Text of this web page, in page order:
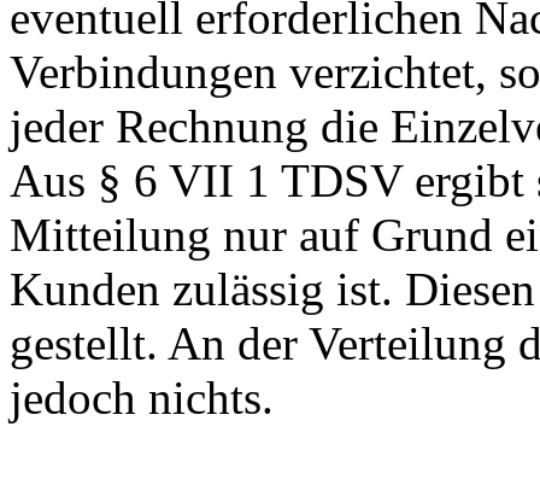
eventuell erforderlichen
Verbindungen verzichtet,
jeder Rechnung die
Aus § 6 VII 1 TDSV ergibt
Mitteilung nur auf Grund
Kunden zulässig ist.
gestellt. An der Verteilung
jedoch nichts.